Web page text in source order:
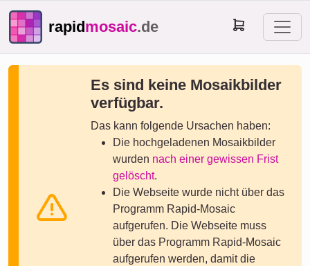
rapidmosaic.de
Es sind keine Mosaikbilder
verfügbar.
Das kann folgende Ursachen haben:
Die hochgeladenen Mosaikbilder
wurden nach einer gewissen Frist
gelöscht.
Die Webseite wurde nicht über das
Programm Rapid-Mosaic
aufgerufen. Die Webseite muss
über das Programm Rapid-Mosaic
aufgerufen werden, damit die